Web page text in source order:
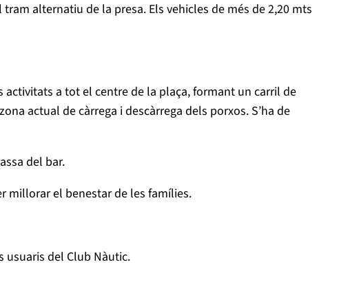
alternatiu de la presa. Els vehicles de més de 2,20 mts
activitats a tot el centre de la plaça, formant un carril de
actual de càrrega i descàrrega dels porxos. S’ha de
del bar.
millorar el benestar de les famílies.
usuaris del Club Nàutic.